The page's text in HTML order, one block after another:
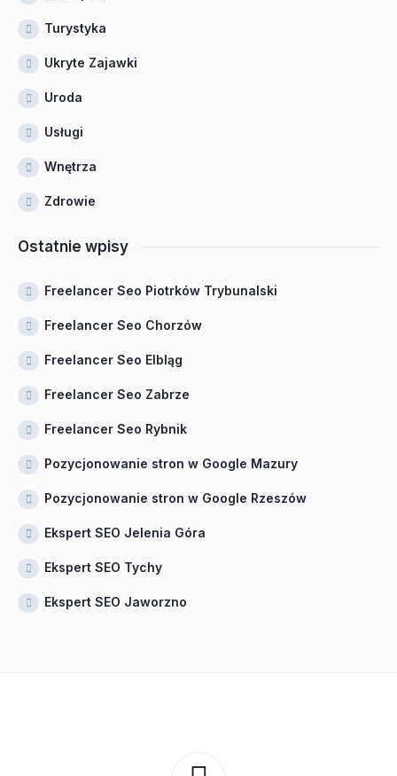
Turystyka
Ukryte Zajawki
Uroda
Usługi
Wnętrza
Zdrowie
Ostatnie wpisy
Freelancer Seo Piotrków Trybunalski
Freelancer Seo Chorzów
Freelancer Seo Elbląg
Freelancer Seo Zabrze
Freelancer Seo Rybnik
Pozycjonowanie stron w Google Mazury
Pozycjonowanie stron w Google Rzeszów
Ekspert SEO Jelenia Góra
Ekspert SEO Tychy
Ekspert SEO Jaworzno